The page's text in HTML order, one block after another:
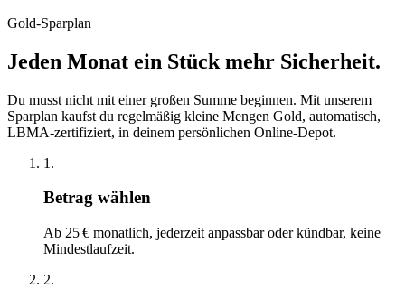
Gold-Sparplan
Jeden Monat ein Stück mehr Sicherheit.
Du musst nicht mit einer großen Summe beginnen. Mit unserem
Sparplan kaufst du regelmäßig kleine Mengen Gold, automatisch,
LBMA-zertifiziert, in deinem persönlichen Online-Depot.
1.
Betrag wählen
Ab 25 € monatlich, jederzeit anpassbar oder kündbar, keine
Mindestlaufzeit.
2.